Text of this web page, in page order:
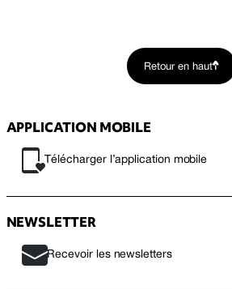
Retour en haut
APPLICATION MOBILE
Télécharger l’application mobile
NEWSLETTER
Recevoir les newsletters